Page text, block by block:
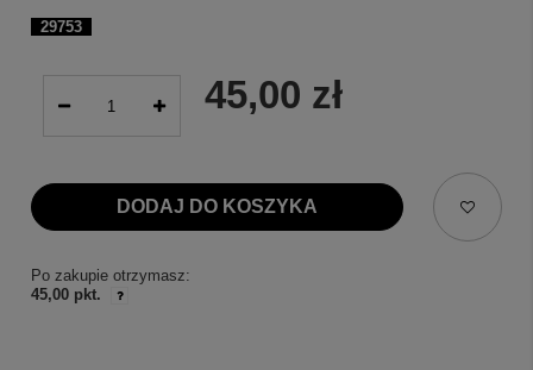
29753
45,00 zł
DODAJ DO KOSZYKA
Po zakupie otrzymasz:
45,00 pkt.